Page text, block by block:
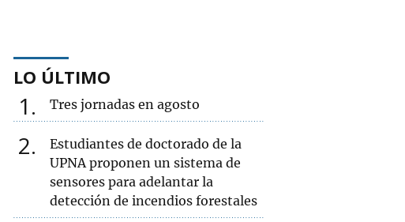
LO ÚLTIMO
1 Tres jornadas en agosto
2
Estudiantes de doctorado de la
UPNA proponen un sistema de
sensores para adelantar la
detección de incendios forestales